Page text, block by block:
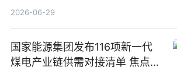
亿元
2026-06-29
国家能源集团发布116项新一代
煤电产业链供需对接清单 焦点滚